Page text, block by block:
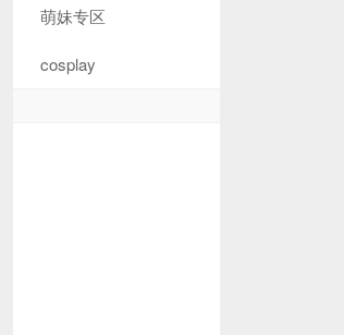
萌妹专区
cosplay